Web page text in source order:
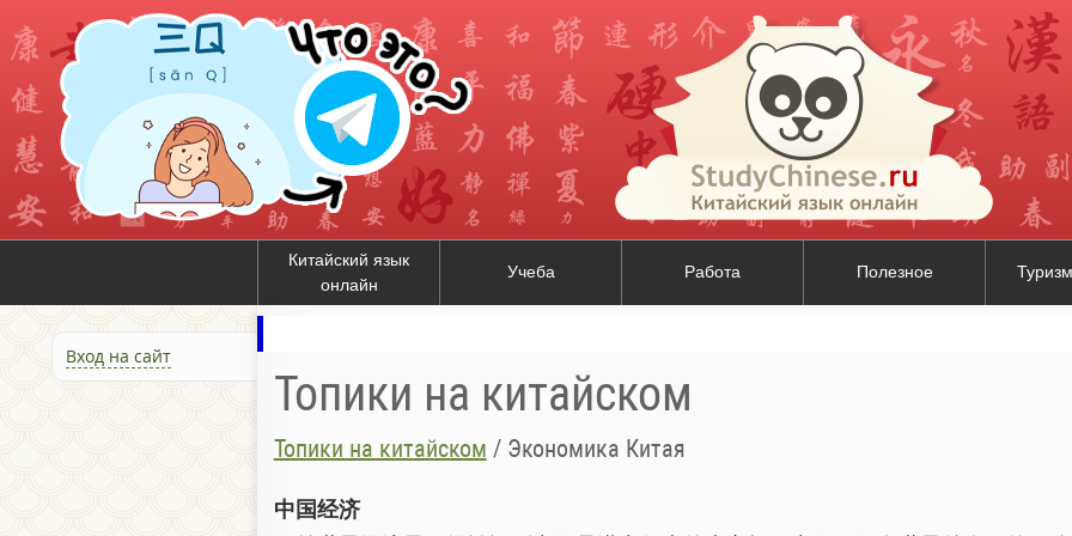
Китайский язык
онлайн
Учеба Работа Полезное
Вход на сайт
Топики на китайском
Топики на китайском / Экономика Китая
中国经济